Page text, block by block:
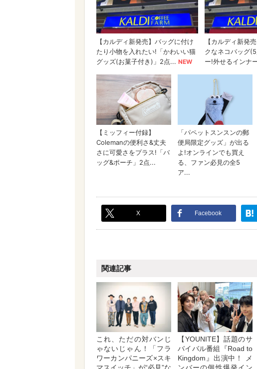
X Facebook
関連記事
これ、ただの対バンじ
ゃないじゃん！「フラ
ワーカンパニーズ×スキ
【YOUNITE】話題のサ
バイバル番組『Road to
Kingdom』出演中！ メ